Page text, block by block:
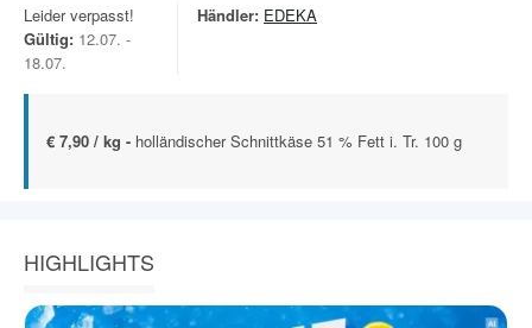
Leider verpasst!
Gültig: 12.07. -
18.07.
Händler: EDEKA
€ 7,90 / kg - holländischer Schnittkäse 51 % Fett i. Tr. 100 g
HIGHLIGHTS